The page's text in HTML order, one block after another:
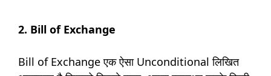
2. Bill of Exchange
Bill of Exchange एक ऐसा Unconditional लिखित